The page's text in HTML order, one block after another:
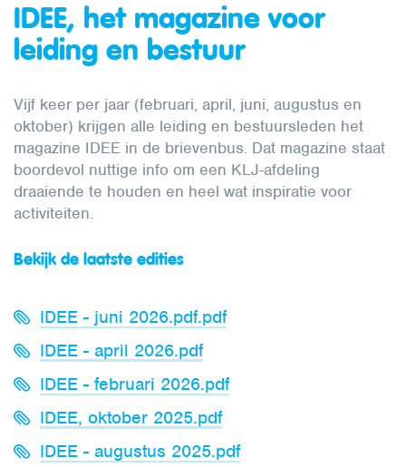
IDEE, het magazine voor
leiding en bestuur
Vijf keer per jaar (februari, april, juni, augustus en
oktober) krijgen alle leiding en bestuursleden het
magazine IDEE in de brievenbus. Dat magazine staat
boordevol nuttige info om een KLJ-afdeling
draaiende te houden en heel wat inspiratie voor
activiteiten.
Bekijk de laatste edities
IDEE - juni 2026.pdf.pdf
IDEE - april 2026.pdf
IDEE - februari 2026.pdf
IDEE, oktober 2025.pdf
IDEE - augustus 2025.pdf